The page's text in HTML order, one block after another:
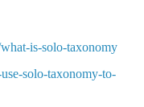
is-solo-taxonomy
solo-taxonomy-to-